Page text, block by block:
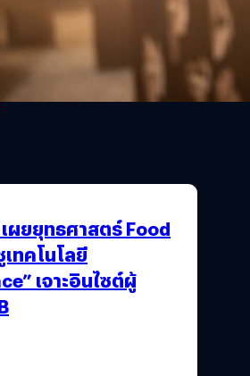
เผยยุทธศาสตร์ Food
ทคโนโลยี
เจาะอินไซต์ผู้